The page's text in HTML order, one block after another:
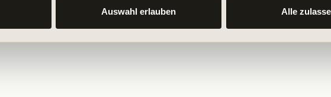
Auswahl erlauben Alle